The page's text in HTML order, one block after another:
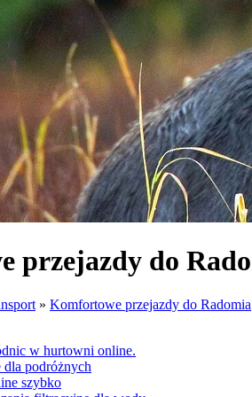
przejazdy do
» Komfortowe przejazdy do Radomia
w hurtowni online.
podróżnych
szybko